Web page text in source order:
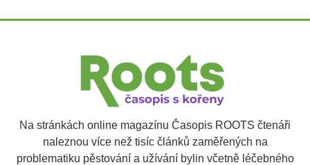
Na stránkách online magazínu Časopis ROOTS čtenáři
naleznou více než tisíc článků zaměřených na
problematiku pěstování a užívání bylin včetně léčebného